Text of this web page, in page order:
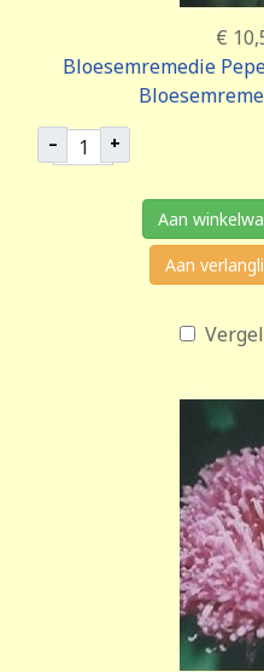
€
Bloesemremedie
– +
Aan
Aan